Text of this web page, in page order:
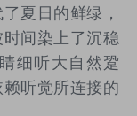
夏日的鲜绿，
间染上了沉稳
细听大自然跫
听觉所连接的